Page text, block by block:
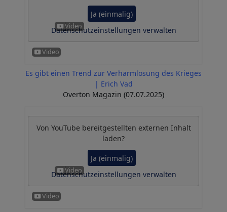
Ja (einmalig)
Datenschutzeinstellungen verwalten
Es gibt einen Trend zur Verharmlosung des Krieges
| Erich Vad
Overton Magazin (07.07.2025)
Von YouTube bereitgestellten externen Inhalt
laden?
Ja (einmalig)
Datenschutzeinstellungen verwalten